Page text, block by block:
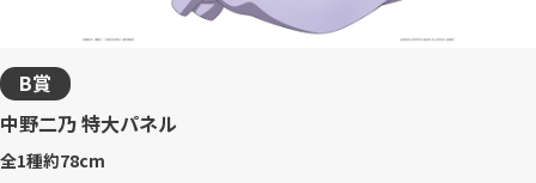
B賞
中野二乃 特大パネル
全1種約78cm